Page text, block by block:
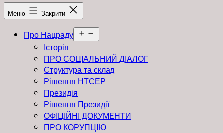
Меню Закрити
Про Нацраду
меню
Історія
ПРО СОЦІАЛЬНИЙ ДІАЛОГ
Структура та склад
Рішення НТСЕР
Президія
Рішення Президії
ОФІЦІЙНІ ДОКУМЕНТИ
ПРО КОРУПЦІЮ